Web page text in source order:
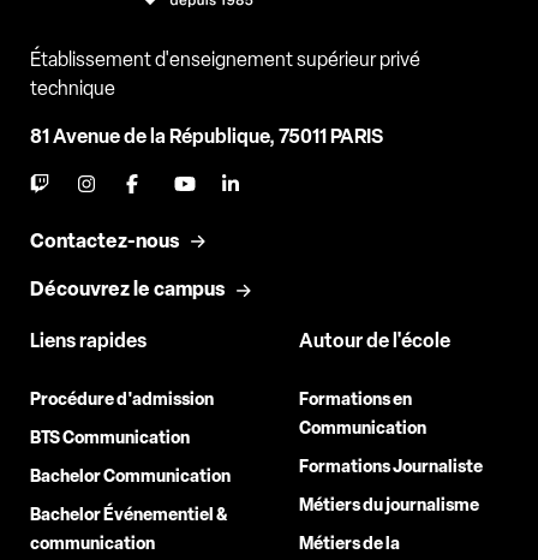
Établissement d'enseignement supérieur privé
technique
81 Avenue de la République, 75011 PARIS
Contactez-nous
Découvrez le campus
Liens rapides
Procédure d'admission
BTS Communication
Bachelor Communication
Bachelor Événementiel &
communication
Autour de l'école
Formations en
Communication
Formations Journaliste
Métiers du journalisme
Métiers de la